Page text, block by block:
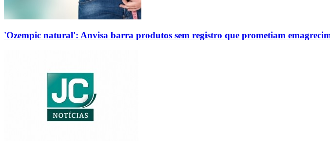
'Ozempic natural': Anvisa barra produtos sem registro que prometiam